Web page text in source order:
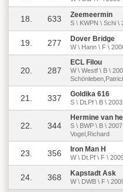
18. 633 Zeemeermin
S \ KWPN \ Schi \
19. 277 Dover Bridge
W \ Hann \ F \
20. 287
ECL Filou
W \ Westf \ B \
21. 337 Goldika 616
S \ Dt.Pf \ B \
22. 344
Hermine van
S \ BWP \ B \
Vogel,Richard
23. 356 Iron Man H
W \ Dt.Pf \ F \
24. 368 Kapstadt Ask
W \ DWB \ F \